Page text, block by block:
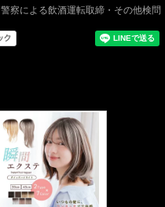
警察による飲酒運転取締・その他検問